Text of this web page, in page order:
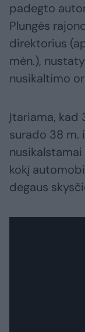
padegto
Plungės
direktorius
mėn.),
nusikaltimo
Įtariama, kad
surado 38 m.
kokį
degaus